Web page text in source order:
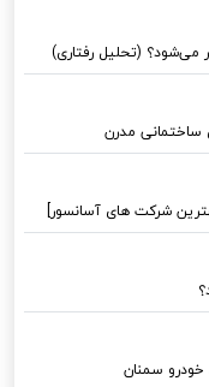
می‌شود؟ (تحلیل رفتاری)
مدرن
شرکت های آسانسور]